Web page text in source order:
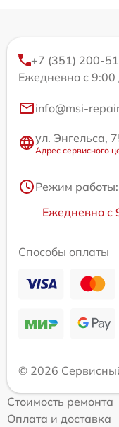
+7 (351) 200-
Ежедневно с 9:00
info@msi-
ул. Энгельса,
Адрес сервисного
Режим работы:
Ежедневно с
Способы оплаты
© 2026
Стоимость ремонта
Оплата и доставка